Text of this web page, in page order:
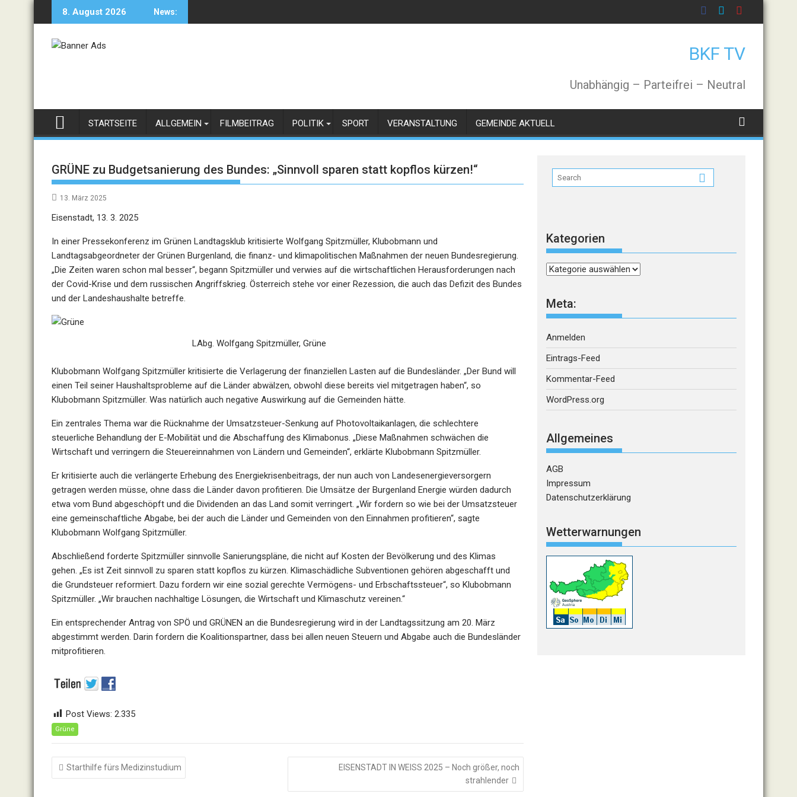
8. August 2026 News:
BKF TV
Unabhängig – Parteifrei – Neutral
STARTSEITE ALLGEMEIN FILMBEITRAG POLITIK SPORT VERANSTALTUNG GEMEINDE AKTUELL
GRÜNE zu Budgetsanierung des Bundes: „Sinnvoll sparen statt kopflos kürzen!“
13. März 2025
Eisenstadt, 13. 3. 2025
In einer Pressekonferenz im Grünen Landtagsklub kritisierte Wolfgang Spitzmüller, Klubobmann und
Landtagsabgeordneter der Grünen Burgenland, die finanz- und klimapolitischen Maßnahmen der neuen Bundesregierung.
„Die Zeiten waren schon mal besser“, begann Spitzmüller und verwies auf die wirtschaftlichen Herausforderungen nach
der Covid-Krise und dem russischen Angriffskrieg. Österreich stehe vor einer Rezession, die auch das Defizit des Bundes
und der Landeshaushalte betreffe.
LAbg. Wolfgang Spitzmüller, Grüne
Klubobmann Wolfgang Spitzmüller kritisierte die Verlagerung der finanziellen Lasten auf die Bundesländer. „Der Bund will
einen Teil seiner Haushaltsprobleme auf die Länder abwälzen, obwohl diese bereits viel mitgetragen haben“, so
Klubobmann Spitzmüller. Was natürlich auch negative Auswirkung auf die Gemeinden hätte.
Ein zentrales Thema war die Rücknahme der Umsatzsteuer-Senkung auf Photovoltaikanlagen, die schlechtere
steuerliche Behandlung der E-Mobilität und die Abschaffung des Klimabonus. „Diese Maßnahmen schwächen die
Wirtschaft und verringern die Steuereinnahmen von Ländern und Gemeinden“, erklärte Klubobmann Spitzmüller.
Er kritisierte auch die verlängerte Erhebung des Energiekrisenbeitrags, der nun auch von Landesenergieversorgern
getragen werden müsse, ohne dass die Länder davon profitieren. Die Umsätze der Burgenland Energie würden dadurch
etwa vom Bund abgeschöpft und die Dividenden an das Land somit verringert. „Wir fordern so wie bei der Umsatzsteuer
eine gemeinschaftliche Abgabe, bei der auch die Länder und Gemeinden von den Einnahmen profitieren“, sagte
Klubobmann Wolfgang Spitzmüller.
Abschließend forderte Spitzmüller sinnvolle Sanierungspläne, die nicht auf Kosten der Bevölkerung und des Klimas
gehen. „Es ist Zeit sinnvoll zu sparen statt kopflos zu kürzen. Klimaschädliche Subventionen gehören abgeschafft und
die Grundsteuer reformiert. Dazu fordern wir eine sozial gerechte Vermögens- und Erbschaftssteuer“, so Klubobmann
Spitzmüller. „Wir brauchen nachhaltige Lösungen, die Wirtschaft und Klimaschutz vereinen.“
Ein entsprechender Antrag von SPÖ und GRÜNEN an die Bundesregierung wird in der Landtagssitzung am 20. März
abgestimmt werden. Darin fordern die Koalitionspartner, dass bei allen neuen Steuern und Abgabe auch die Bundesländer
mitprofitieren.
Post Views: 2.335
Grüne
Beitragsnavigation
Starthilfe fürs Medizinstudium
EISENSTADT IN WEISS 2025 – Noch größer, noch
strahlender
Kategorien
Kategorien
Meta:
Anmelden
Eintrags-Feed
Kommentar-Feed
WordPress.org
Allgemeines
AGB
Impressum
Datenschutzerklärung
Wetterwarnungen